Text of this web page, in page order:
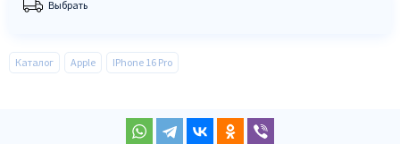
Выбрать
Каталог Apple IPhone 16 Pro